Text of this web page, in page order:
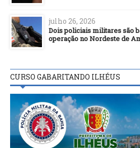
julho 26, 2026
Dois policiais militares são
operação no Nordeste de
CURSO GABARITANDO ILHÉUS